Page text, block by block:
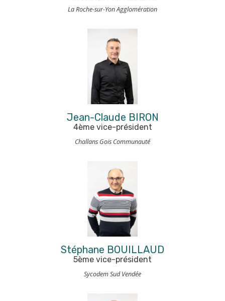
La Roche-sur-Yon Agglomération
Jean-Claude BIRON
4ème vice-président
Challans Gois Communauté
Stéphane BOUILLAUD
5ème vice-président
Sycodem Sud Vendée